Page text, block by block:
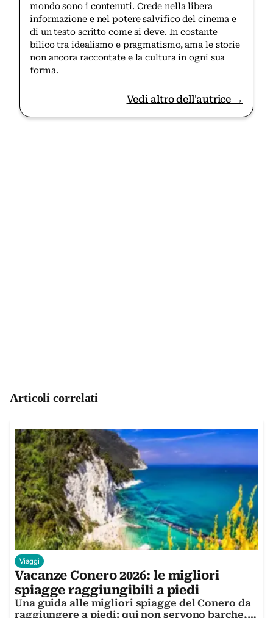
mondo sono i contenuti. Crede nella libera
informazione e nel potere salvifico del cinema e
di un testo scritto come si deve. In costante
bilico tra idealismo e pragmatismo, ama le storie
non ancora raccontate e la cultura in ogni sua
forma.
Vedi altro dell'autrice →
Articoli correlati
Viaggi
Vacanze Conero 2026: le migliori
spiagge raggiungibili a piedi
Una guida alle migliori spiagge del Conero da
raggiungere a piedi: qui non servono barche,